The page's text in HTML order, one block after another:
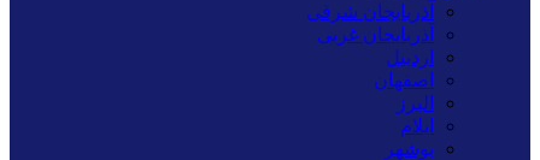
آذربایجان شرقی
آذربایجان غربی
اردبیل
اصفهان
البرز
ایلام
بوشهر